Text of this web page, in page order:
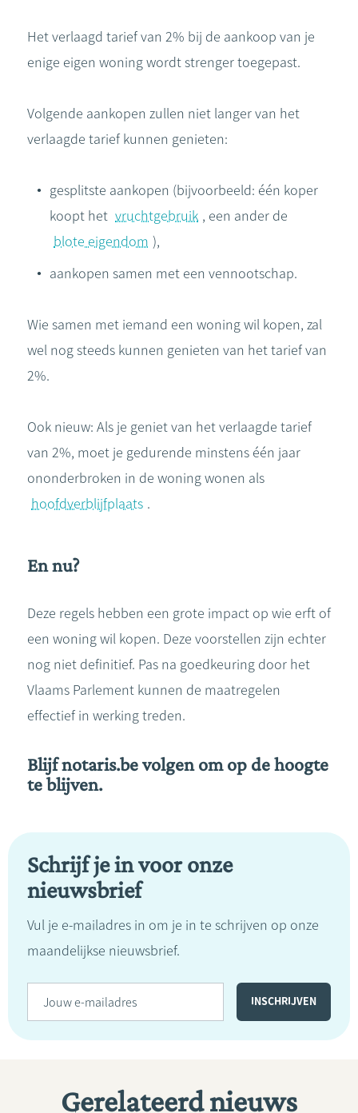
Het verlaagd tarief van 2% bij de aankoop van je
enige eigen woning wordt strenger toegepast.
Volgende aankopen zullen niet langer van het
verlaagde tarief kunnen genieten:
gesplitste aankopen (bijvoorbeeld: één koper
koopt het vruchtgebruik , een ander de
blote eigendom ),
aankopen samen met een vennootschap.
Wie samen met iemand een woning wil kopen, zal
wel nog steeds kunnen genieten van het tarief van
2%.
Ook nieuw: Als je geniet van het verlaagde tarief
van 2%, moet je gedurende minstens één jaar
ononderbroken in de woning wonen als
hoofdverblijfplaats .
En nu?
Deze regels hebben een grote impact op wie erft of
een woning wil kopen. Deze voorstellen zijn echter
nog niet definitief. Pas na goedkeuring door het
Vlaams Parlement kunnen de maatregelen
effectief in werking treden.
Blijf notaris.be volgen om op de hoogte
te blijven.
Schrijf je in voor onze
nieuwsbrief
Vul je e-mailadres in om je in te schrijven op onze
maandelijkse nieuwsbrief.
Gerelateerd nieuws